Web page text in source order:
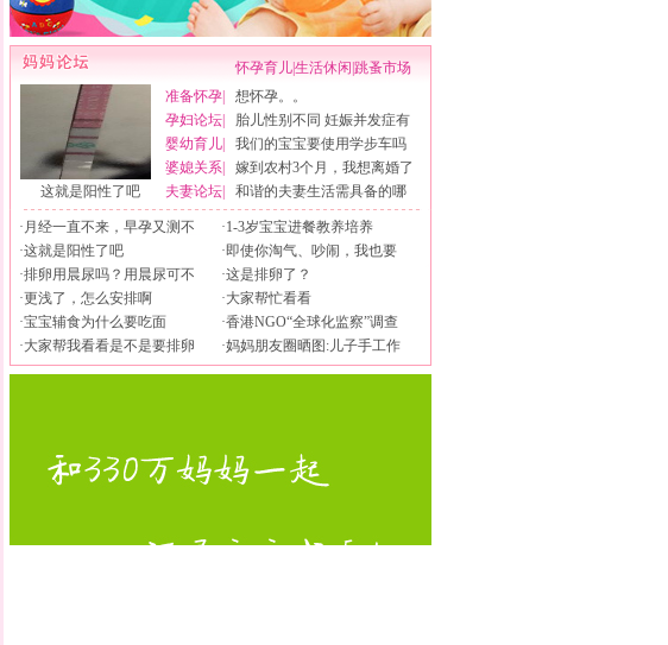
怀孕育儿|生活休闲 跳蚤市场
这就是阳性了吧
准备怀孕
孕妇论坛
婴幼育儿
婆媳关系
夫妻论坛
想怀孕。。
胎儿性别不同 妊娠并发症有
我们的宝宝要使用学步车吗
嫁到农村3个月，我想离婚了
和谐的夫妻生活需具备的哪
· 月经一直不来，早孕又测不
·这就是阳性了吧
·排卵用晨尿吗？用晨尿可不
·更浅了，怎么安排啊
·宝宝辅食为什么要吃面
·大家帮我看看是不是要排卵
·1-3岁宝宝进餐教养培养
·即使你淘气、吵闹，我也要
·这是排卵了？
·大家帮忙看看
·香港NGO“全球化监察”调查
·妈妈朋友圈晒图:儿子手工作